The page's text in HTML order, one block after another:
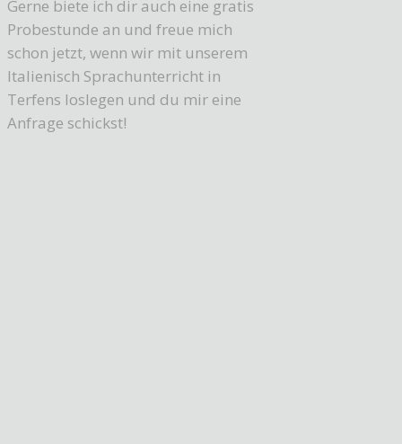
Gerne biete ich dir auch eine gratis
Probestunde an und freue mich
schon jetzt, wenn wir mit unserem
Italienisch Sprachunterricht in
Terfens loslegen und du mir eine
Anfrage schickst!